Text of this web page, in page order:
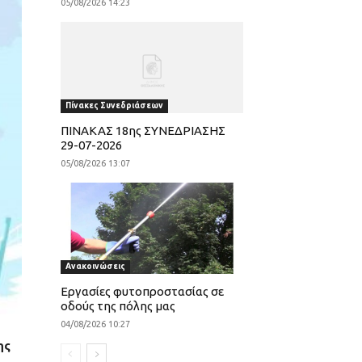
05/08/2026 14:23
Πίνακες Συνεδριάσεων
ΠΙΝΑΚΑΣ 18ης ΣΥΝΕΔΡΙΑΣΗΣ
29-07-2026
05/08/2026 13:07
Ανακοινώσεις
Εργασίες φυτοπροστασίας σε
οδούς της πόλης μας
04/08/2026 10:27